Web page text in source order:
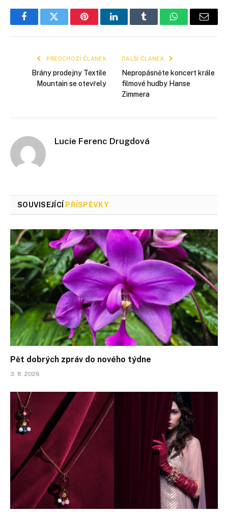
FacebookTwitter PinterestLinkedInTumblr WhatsApp
E-
PŘEDCHOZÍ ČLÁNEK
Brány prodejny Textile
Mountain se otevřely
DALŠÍ ČLÁNEK
Nepropásněte koncert krále
filmové hudby Hanse
Zimmera
Lucie Ferenc Drugdová
SOUVISEJÍCÍ PŘÍSPĚVKY
Pět dobrých zpráv do nového týdne
3. 8. 2026